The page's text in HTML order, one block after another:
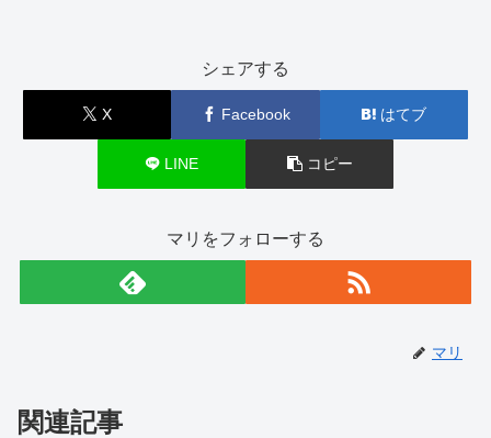
シェアする
X Facebook はてブ
LINE コピー
マリをフォローする
マリ
関連記事